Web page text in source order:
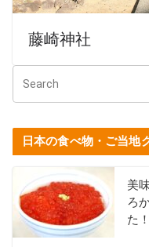
藤崎神社
日本の食べ物・ご当地
美
ろ
た